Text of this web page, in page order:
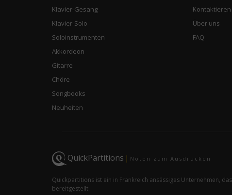
Klavier-Gesang
Klavier-Solo
Soloinstrumenten
Akkordeon
Gitarre
Chöre
Songbooks
Neuheiten
Kontaktieren
Über uns
FAQ
QuickPartitions | Noten zum Ausdrucken
Quickpartitions ist ein in Frankreich ansässiges Unternehmen,
bereitgestellt.